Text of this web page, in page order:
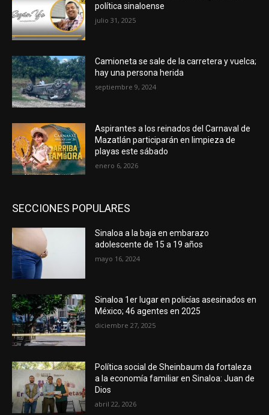
política sinaloense
julio 31, 2025
Camioneta se sale de la carretera y vuelca;
hay una persona herida
septiembre 9, 2024
Aspirantes a los reinados del Carnaval de
Mazatlán participarán en limpieza de
playas este sábado
enero 6, 2026
SECCIONES POPULARES
Sinaloa a la baja en embarazo
adolescente de 15 a 19 años
mayo 16, 2024
Sinaloa 1er lugar en policías asesinados en
México; 46 agentes en 2025
diciembre 27, 2025
Política social de Sheinbaum da fortaleza
a la economía familiar en Sinaloa: Juan de
Dios
abril 22, 2026